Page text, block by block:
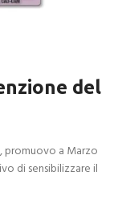
del
a Marzo
di sensibilizzare il